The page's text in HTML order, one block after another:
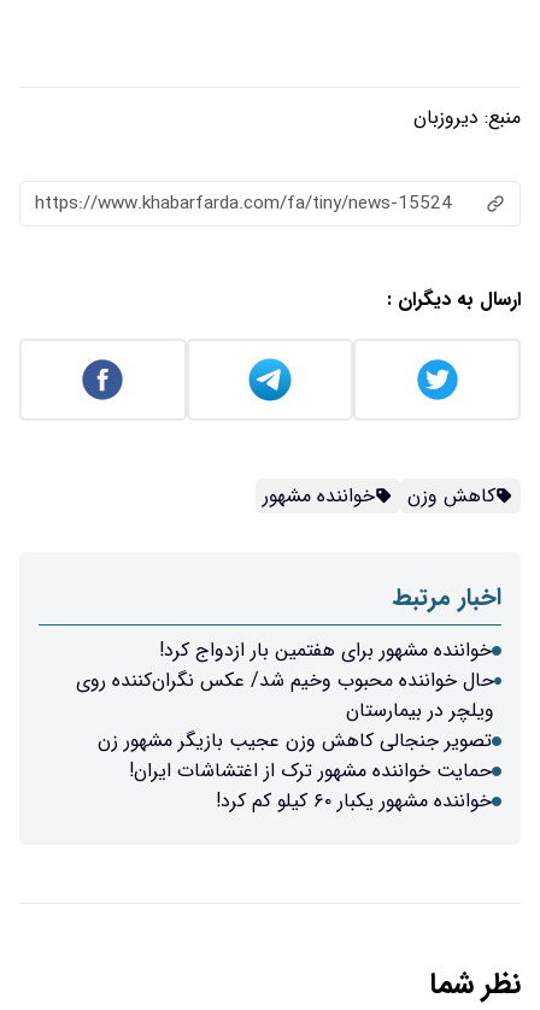
منبع: دیروزبان
https://www.khabarfarda.com/fa/tiny/news-15524
ارسال به دیگران :
کاهش وزن خواننده مشهور
اخبار مرتبط
خواننده مشهور برای هفتمین بار ازدواج کرد!
حال خواننده محبوب وخیم شد/ عکس نگران‌کننده روی
ویلچر در بیمارستان
تصویر جنجالی کاهش وزن عجیب بازیگر مشهور زن
حمایت خواننده مشهور ترک از اغتشاشات ایران!
خواننده مشهور یکبار ۶۰ کیلو کم کرد!
نظر شما